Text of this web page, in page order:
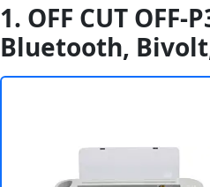
1. OFF CUT
Bluetooth,